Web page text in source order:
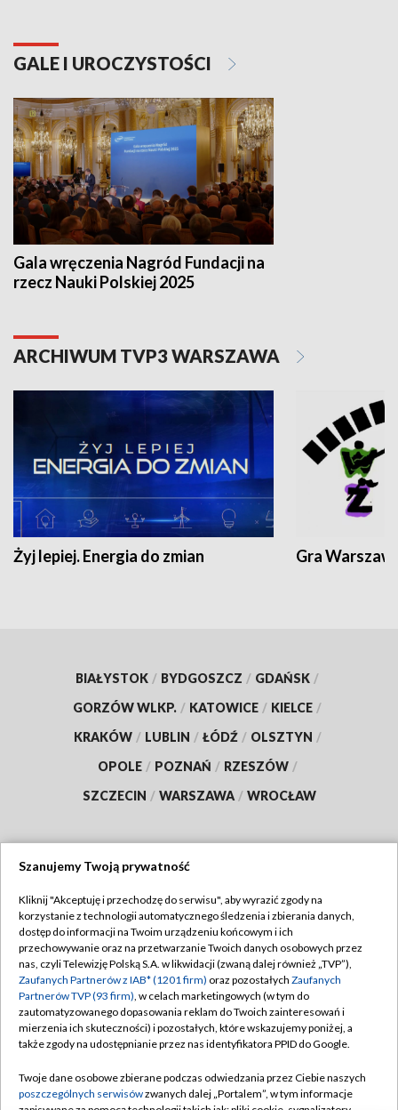
GALE I UROCZYSTOŚCI
Gala wręczenia Nagród Fundacji na
rzecz Nauki Polskiej 2025
ARCHIWUM TVP3 WARSZAWA
Żyj lepiej. Energia do zmian Gra
BIAŁYSTOK / BYDGOSZCZ / GDAŃSK /
GORZÓW WLKP. / KATOWICE / KIELCE /
KRAKÓW / LUBLIN / ŁÓDŹ / OLSZTYN /
OPOLE / POZNAŃ / RZESZÓW /
SZCZECIN / WARSZAWA / WROCŁAW
TVP
Abonament TVP
Emisja w TVP
Centrum informacji TVP
Naziemna Telewizja Cyfrowa
Rada Programowa
Regulamin TVP
Polityka prywatności
Moje zgody
Pomoc
Kontakt
Szanujemy Twoją prywatność
Kliknij "Akceptuję i przechodzę do serwisu", aby wyrazić zgody na
korzystanie z technologii automatycznego śledzenia i zbierania danych,
dostęp do informacji na Twoim urządzeniu końcowym i ich
przechowywanie oraz na przetwarzanie Twoich danych osobowych przez
nas, czyli Telewizję Polską S.A. w likwidacji (zwaną dalej również „TVP”),
Zaufanych Partnerów z IAB* (1201 firm) oraz pozostałych Zaufanych
Partnerów TVP (93 firm), w celach marketingowych (w tym do
zautomatyzowanego dopasowania reklam do Twoich zainteresowań i
mierzenia ich skuteczności) i pozostałych, które wskazujemy poniżej, a
także zgody na udostępnianie przez nas identyfikatora PPID do Google.
Twoje dane osobowe zbierane podczas odwiedzania przez Ciebie naszych
poszczególnych serwisówzwanych dalej „Portalem”, w tym informacje